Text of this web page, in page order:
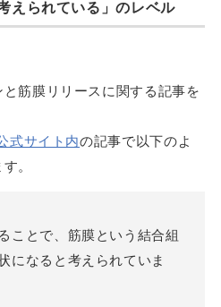
られている」のレベル
筋膜リリースに関する記事を
式サイト内の記事で以下のよ
。
ことで、筋膜という結合組
になると考えられていま